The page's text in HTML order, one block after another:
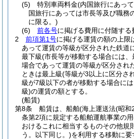
(5)
特別車両料金(内国旅行にあっ
国旅行にあっては市長等及び職務
に限る。)
(6)
前各号に掲げる費用に付随する
2
前項第1号に掲げる運賃の額の上限
あって運賃の等級が区分された鉄道
最下級(市長等が移動する場合には、
場合であって運賃の等級が区分され
ときは最上級(等級が3以上に区分さ
級が7級以下の者が移動する場合に
級)の運賃の額とする。
(船賃)
第8条
船賃は、船舶(海上運送法(昭和
条第2項に規定する船舶運航事業の
おけるこれに相当するものその他規
う。以下同じ。)を利用する移動に